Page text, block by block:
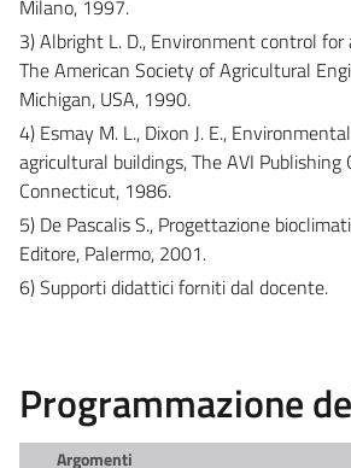
Milano, 1997.
3) Albright L. D., Environment control
The American Society of Agricultural
Michigan, USA, 1990.
4) Esmay M. L., Dixon J. E.,
agricultural buildings, The AVI Publishing
Connecticut, 1986.
5) De Pascalis S., Progettazione
Editore, Palermo, 2001.
6) Supporti didattici forniti dal docente.
Programmazione
Argomenti